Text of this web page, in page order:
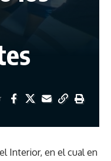
Interior, en el cual en